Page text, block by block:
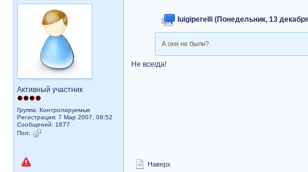
Активный участник
Группа: Контролируемые
Регистрация: 7 Мар 2007, 08:52
Сообщений: 1877
Пол:
luigiperelli (Понедельник, 13
А они не были?
Не всегда!
Наверх